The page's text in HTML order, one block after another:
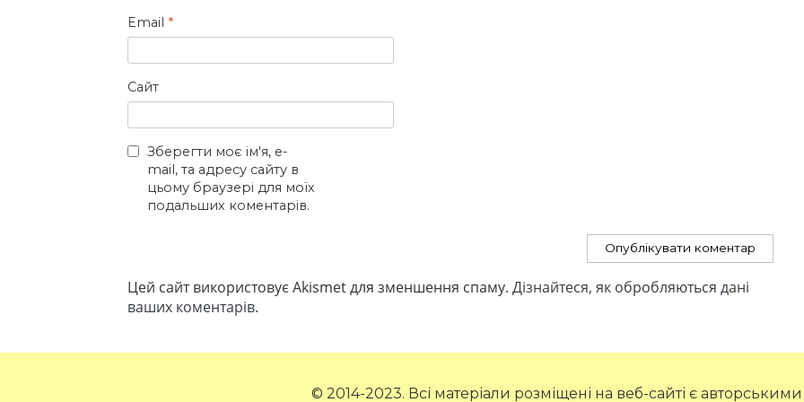
Email *
Сайт
Зберегти моє ім'я, e-
mail, та адресу сайту в
цьому браузері для моїх
подальших коментарів.
Цей сайт використовує Akismet для зменшення спаму. Дізнайтеся, як обробляються дані
ваших коментарів.
© 2014-2023. Всі матеріали розміщені на веб-сайті є